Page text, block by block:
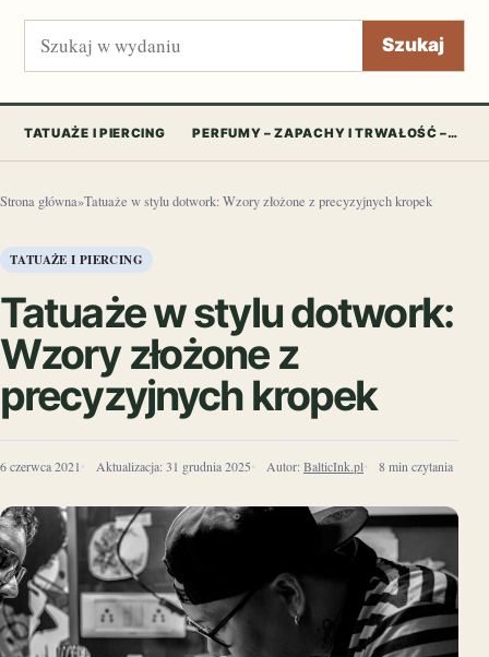
Szukaj Szukaj
TATUAŻE I PIERCING PERFUMY – ZAPACHY I TRWAŁOŚĆ –…
Strona główna»Tatuaże w stylu dotwork: Wzory złożone z precyzyjnych kropek
TATUAŻE I PIERCING
Tatuaże w stylu dotwork:
Wzory złożone z
precyzyjnych kropek
6 czerwca 2021 Aktualizacja: 31 grudnia 2025 Autor: BalticInk.pl 8 min czytania